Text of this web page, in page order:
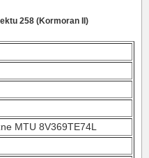
258 (Kormoran II)
MTU 8V369TE74L